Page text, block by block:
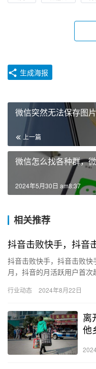
生成海报
微信突然无法保存图
上一篇
微信怎么找各种群，
2024年5月30日 am8:37
相关推荐
抖音击败快手，抖音
抖音击败快手，抖音击败
月，抖音的月活跃用户首
行业动态 2024年8月22日
离
他